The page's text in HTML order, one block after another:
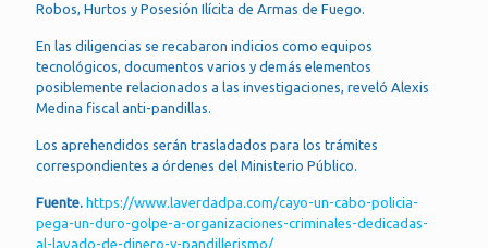
Robos, Hurtos y Posesión Ilícita de Armas de Fuego.
En las diligencias se recabaron indicios como equipos
tecnológicos, documentos varios y demás elementos
posiblemente relacionados a las investigaciones, reveló Alexis
Medina fiscal anti-pandillas.
Los aprehendidos serán trasladados para los trámites
correspondientes a órdenes del Ministerio Público.
Fuente. https://www.laverdadpa.com/cayo-un-cabo-policia-
pega-un-duro-golpe-a-organizaciones-criminales-dedicadas-
al-lavado-de-dinero-y-pandillerismo/